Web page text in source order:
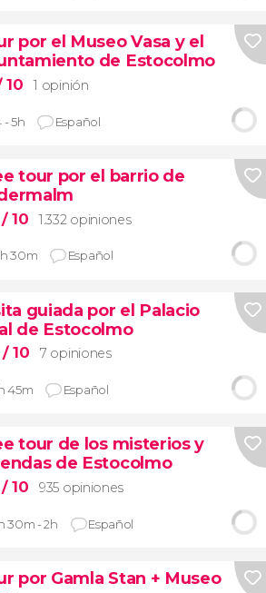
por el Museo Vasa y el
de Estocolmo
10 1 opinión
- 5h Español
tour por el barrio de
/ 10 1.332 opiniones
30m Español
guiada por el Palacio
de Estocolmo
/ 10 7 opiniones
45m Español
tour de los misterios y
de Estocolmo
/ 10 935 opiniones
30m - 2h Español
por Gamla Stan + Museo